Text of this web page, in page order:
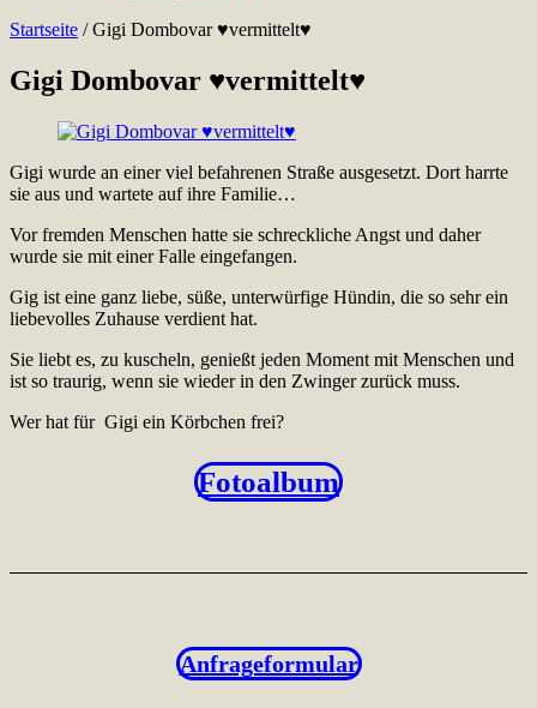
Startseite /Gigi Dombovar ♥vermittelt♥
Gigi Dombovar ♥vermittelt♥
Gigi wurde an einer viel befahrenen Straße ausgesetzt. Dort harrte
sie aus und wartete auf ihre Familie…
Vor fremden Menschen hatte sie schreckliche Angst und daher
wurde sie mit einer Falle eingefangen.
Gig ist eine ganz liebe, süße, unterwürfige Hündin, die so sehr ein
liebevolles Zuhause verdient hat.
Sie liebt es, zu kuscheln, genießt jeden Moment mit Menschen und
ist so traurig, wenn sie wieder in den Zwinger zurück muss.
Wer hat für Gigi ein Körbchen frei?
Fotoalbum
Anfrageformular